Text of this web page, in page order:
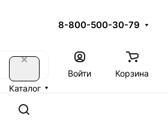
8-800-500-30-79
Каталог
Войти Корзина